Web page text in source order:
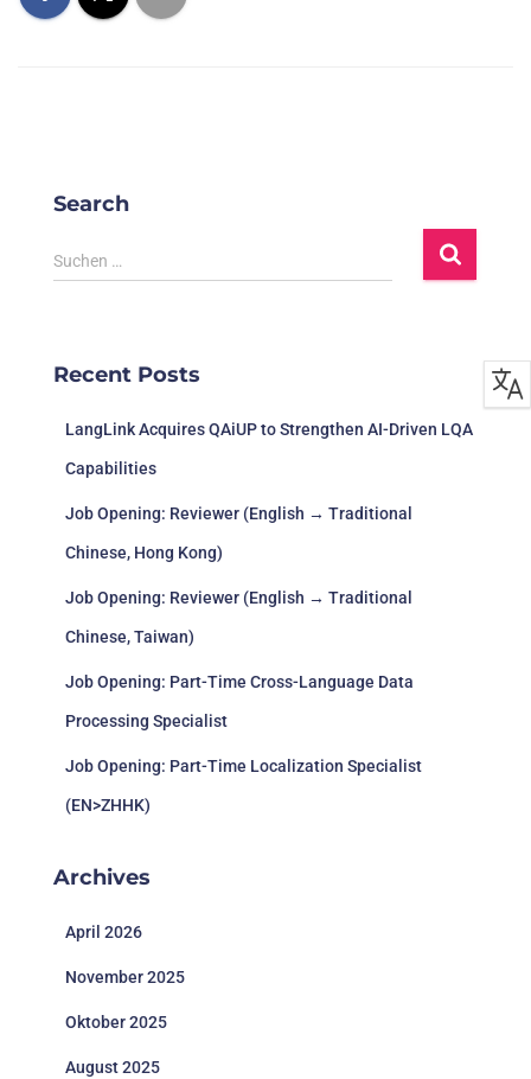
Search
Suchen …
Recent Posts
LangLink Acquires QAiUP to Strengthen AI-Driven LQA
Capabilities
Job Opening: Reviewer (English → Traditional
Chinese, Hong Kong)
Job Opening: Reviewer (English → Traditional
Chinese, Taiwan)
Job Opening: Part-Time Cross-Language Data
Processing Specialist
Job Opening: Part-Time Localization Specialist
(EN>ZHHK)
Archives
April 2026
November 2025
Oktober 2025
August 2025